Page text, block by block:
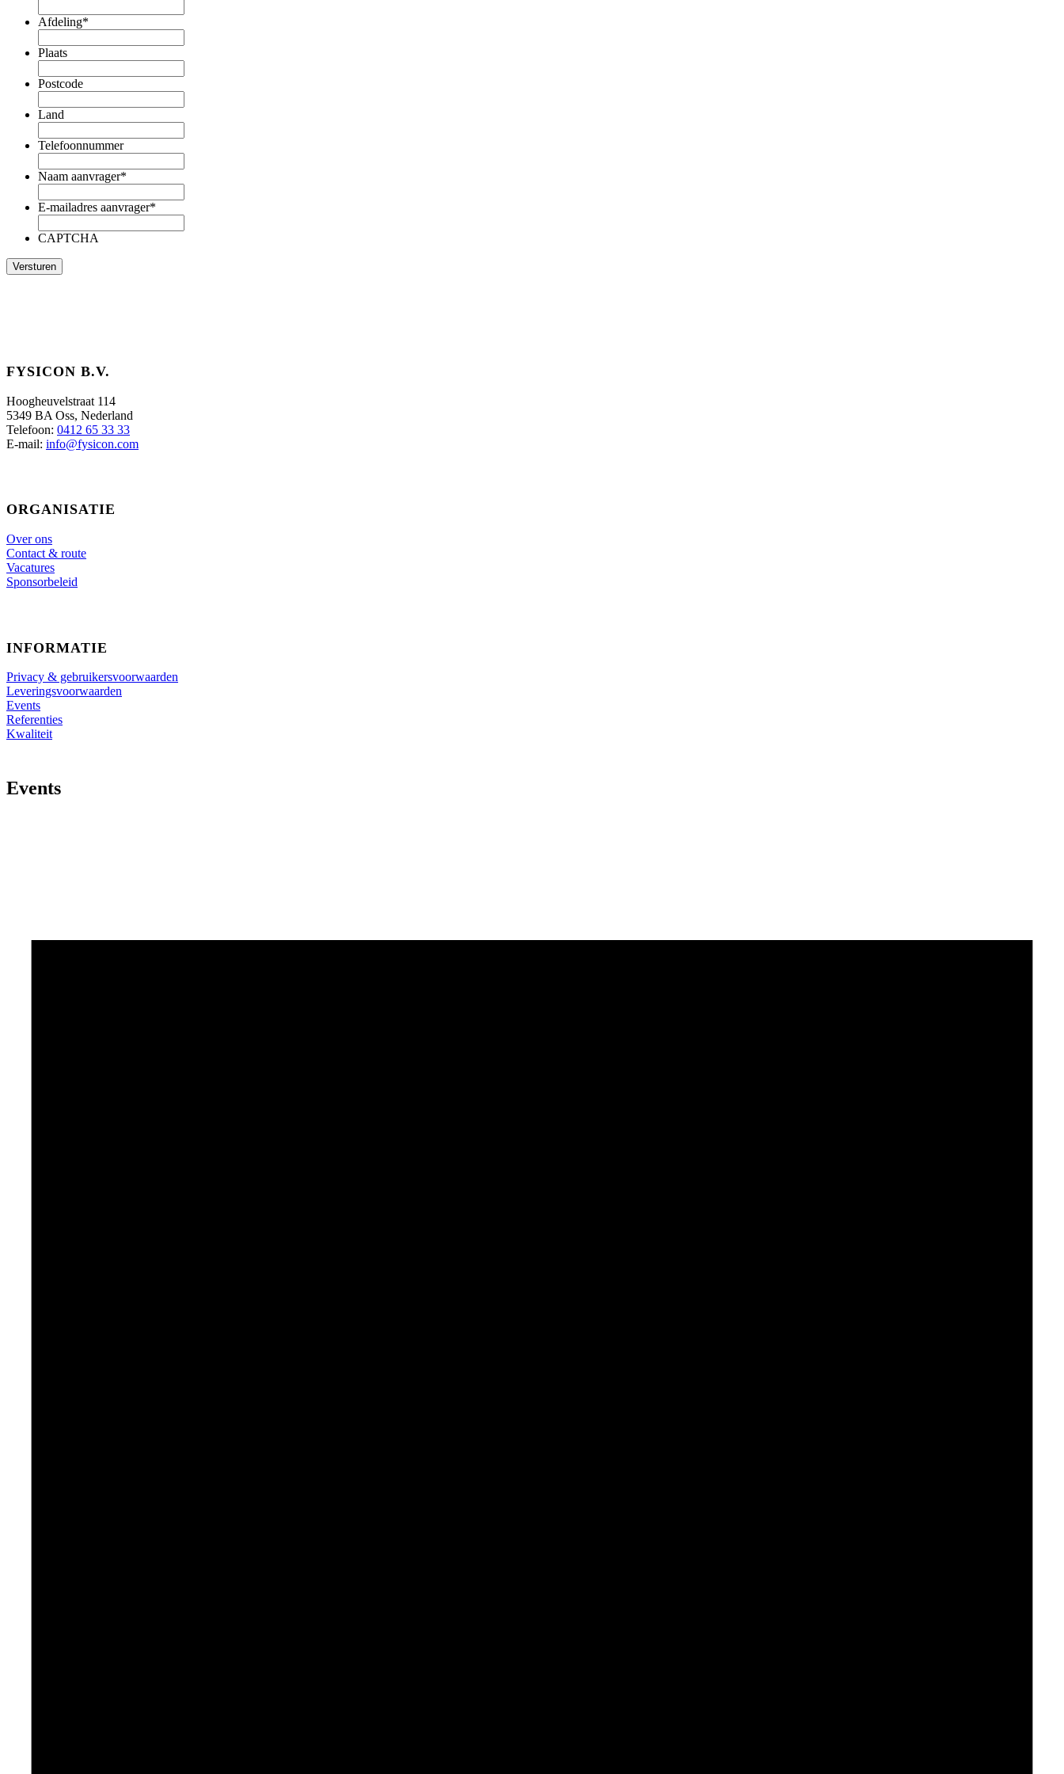
Afdeling*
Plaats
Postcode
Land
Telefoonnummer
Naam aanvrager*
E-mailadres aanvrager*
CAPTCHA
FYSICON B.V.
Hoogheuvelstraat 114
5349 BA Oss, Nederland
Telefoon: 0412 65 33 33
E-mail: info@fysicon.com
ORGANISATIE
Over ons
Contact & route
Vacatures
Sponsorbeleid
INFORMATIE
Privacy & gebruikersvoorwaarden
Leveringsvoorwaarden
Events
Referenties
Kwaliteit
Events